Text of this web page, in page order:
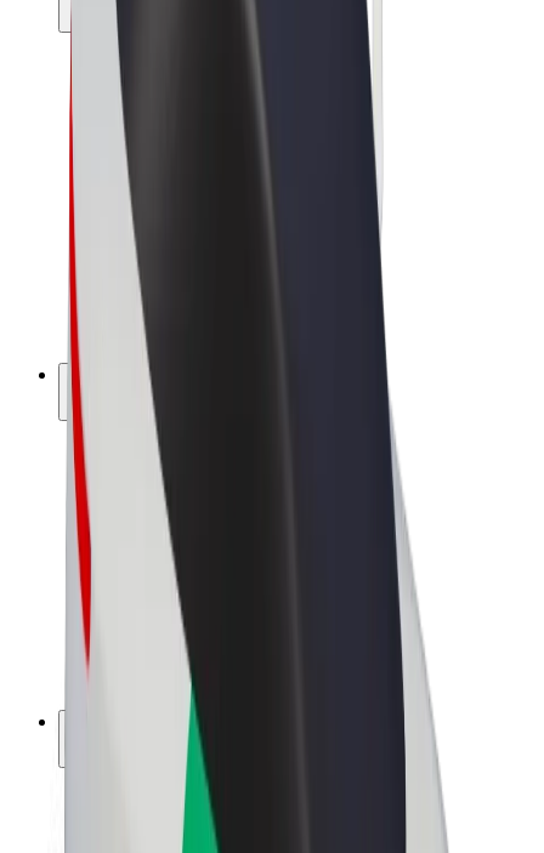
Braucieni
Skrejriteņi
Bolt Market
Bolt Food
Bolt Drive
Bolt for Business
E-velosipēdi
Bolt Plus
Gūsti ieņēmumus ar Bolt
Autovadītāji
Autovadītāja ieņēmumi
Kurjerpartnera ieņēmumi
Bolt Food tirgotāji
Reģistrē autoparku